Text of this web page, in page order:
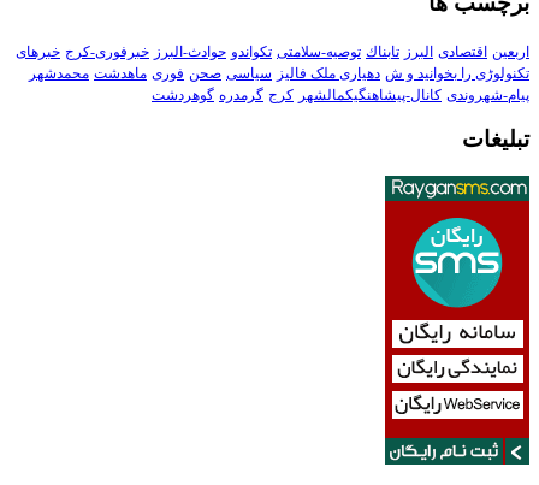
اربعین اقتصادی البرز تابناك توصیه-سلامتی تکواندو حوادث-البرز خبرفوری-کرج خبرهای
تکنولوڑی را بخوانید و ش دهیاری ملک فالیز سیاسی صحن فوری ماهدشت محمدشهر
پیام-شهروندی کانال-پیشاهنگیکمالشهر کرج گرمدره گوهردشت
تبلیغات